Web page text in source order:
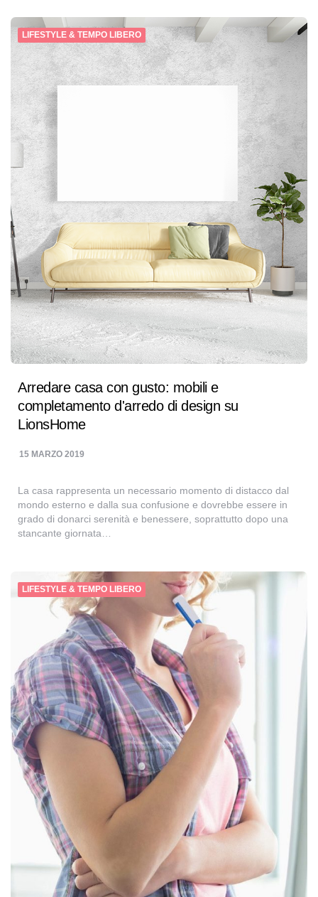
LIFESTYLE & TEMPO LIBERO
Arredare casa con gusto: mobili e
completamento d'arredo di design su
LionsHome
15 MARZO 2019
La casa rappresenta un necessario momento di distacco dal
mondo esterno e dalla sua confusione e dovrebbe essere in
grado di donarci serenità e benessere, soprattutto dopo una
stancante giornata…
LIFESTYLE & TEMPO LIBERO